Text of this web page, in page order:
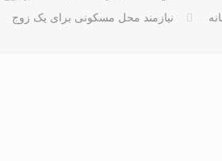
نیازمند محل مسکونی برای یک زوج